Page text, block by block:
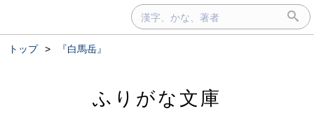
トップ > 『白馬岳』
ふりがな文庫